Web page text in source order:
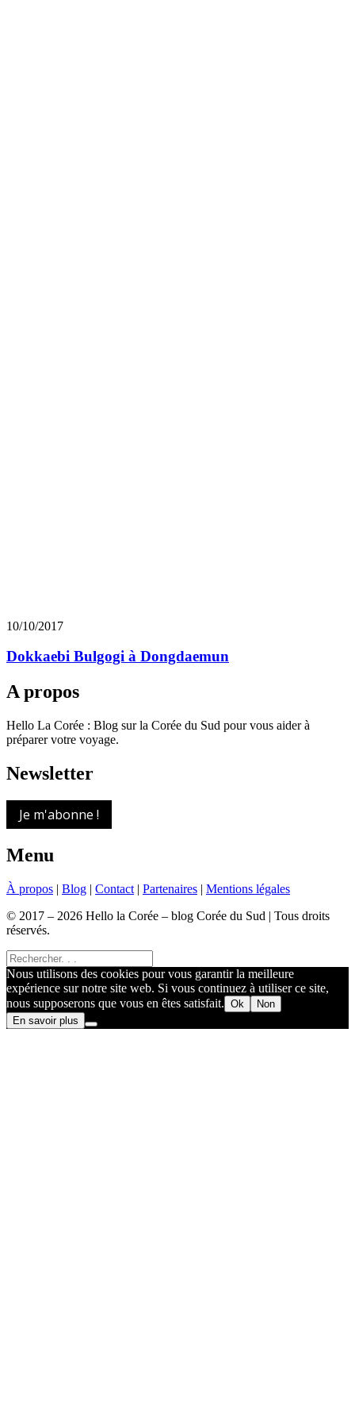
10/10/2017
Dokkaebi Bulgogi à Dongdaemun
A propos
Hello La Corée : Blog sur la Corée du Sud pour vous aider à
préparer votre voyage.
Newsletter
Je m'abonne !
Menu
À propos | Blog | Contact | Partenaires | Mentions légales
© 2017 – 2026 Hello la Corée – blog Corée du Sud | Tous droits
réservés.
Nous utilisons des cookies pour vous garantir la meilleure
expérience sur notre site web. Si vous continuez à utiliser ce site,
nous supposerons que vous en êtes satisfait. Ok
Non
En savoir plus